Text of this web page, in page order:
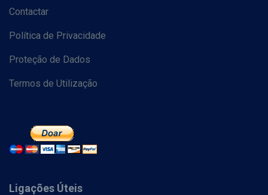
Contactar
Política de Privacidade
Proteção de Dados
Termos de Utilização
Ligações Úteis